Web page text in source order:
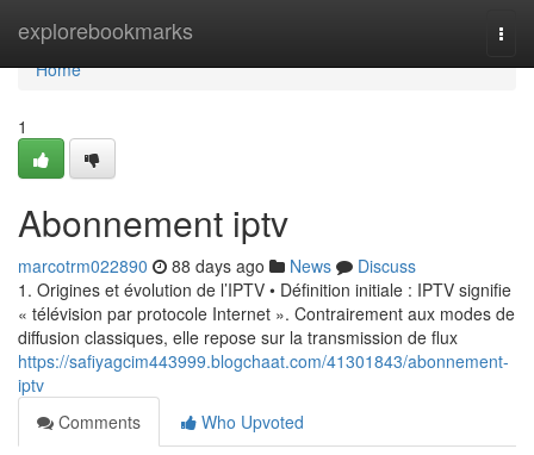
explorebookmarks
Home
Home
1
Abonnement iptv
marcotrm022890 88 days ago News
Discuss
1. Origines et évolution de l’IPTV • Définition initiale : IPTV signifie
« télévision par protocole Internet ». Contrairement aux modes de
diffusion classiques, elle repose sur la transmission de flux
https://safiyagcim443999.blogchaat.com/41301843/abonnement-
iptv
Comments
Who Upvoted